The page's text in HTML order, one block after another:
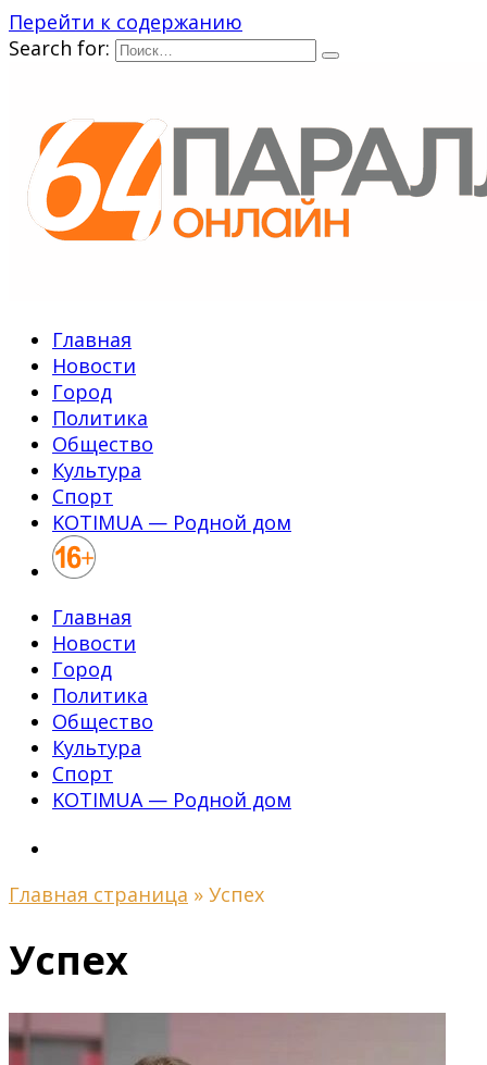
Перейти к содержанию
Search for:
Главная
Новости
Город
Политика
Общество
Культура
Спорт
KOTIMUA — Родной дом
Главная
Новости
Город
Политика
Общество
Культура
Спорт
KOTIMUA — Родной дом
Главная страница » Успех
Успех